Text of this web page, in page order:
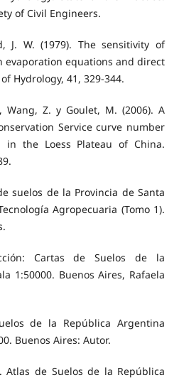
of Civil Engineers.
J. W. (1979). The sensitivity of
evaporation equations and direct
Hydrology, 41, 329-344.
Wang, Z. y Goulet, M. (2006). A
Service curve number
in the Loess Plateau of China.
suelos de la Provincia de Santa
Agropecuaria (Tomo 1).
Cartas de Suelos de la
1:50000. Buenos Aires, Rafaela
de la República Argentina
Buenos Aires: Autor.
Atlas de Suelos de la República